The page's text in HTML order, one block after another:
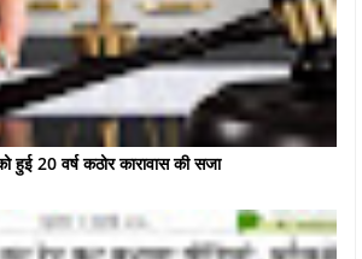
हुई 20 वर्ष कठोर कारावास की सजा